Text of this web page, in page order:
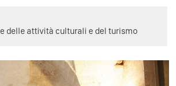
delle attività culturali e del turismo